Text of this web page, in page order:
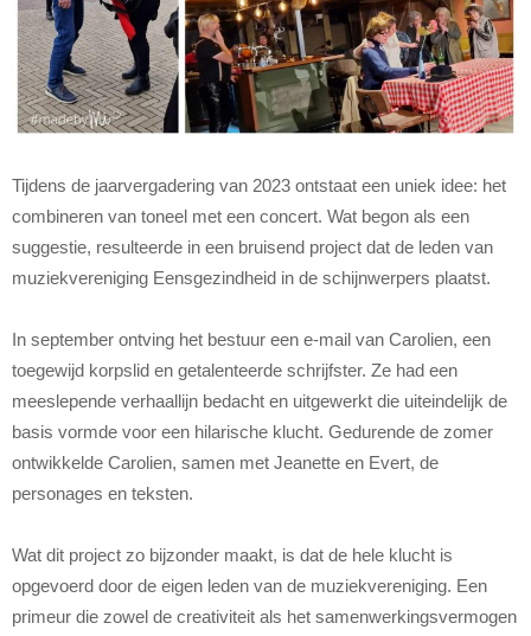
Tijdens de jaarvergadering van 2023 ontstaat een uniek idee: het
combineren van toneel met een concert. Wat begon als een
suggestie, resulteerde in een bruisend project dat de leden van
muziekvereniging Eensgezindheid in de schijnwerpers plaatst.
In september ontving het bestuur een e-mail van Carolien, een
toegewijd korpslid en getalenteerde schrijfster. Ze had een
meeslepende verhaallijn bedacht en uitgewerkt die uiteindelijk de
basis vormde voor een hilarische klucht. Gedurende de zomer
ontwikkelde Carolien, samen met Jeanette en Evert, de
personages en teksten.
Wat dit project zo bijzonder maakt, is dat de hele klucht is
opgevoerd door de eigen leden van de muziekvereniging. Een
primeur die zowel de creativiteit als het samenwerkingsvermogen